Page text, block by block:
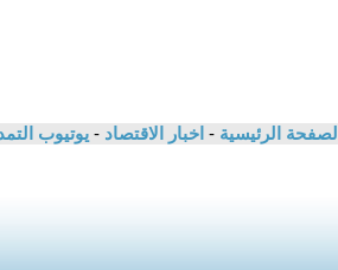
الصفحة الرئيسية - اخبار الاقتصاد - يوتيوب